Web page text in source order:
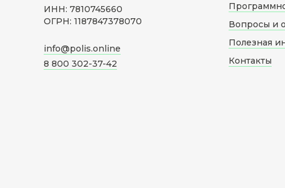
ИНН: 7810745660
ОГРН: 1187847378070
info@polis.online
8 800 302-37-42
Вопросы и
Полезная
Контакты